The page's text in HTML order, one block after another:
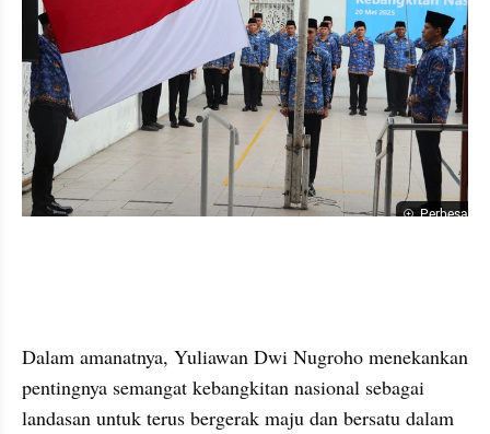
Perbesar
Dalam amanatnya, Yuliawan Dwi Nugroho menekankan
pentingnya semangat kebangkitan nasional sebagai
landasan untuk terus bergerak maju dan bersatu dalam